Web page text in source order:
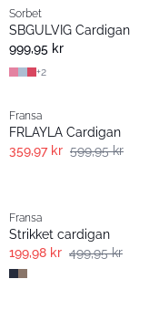
Sorbet
SBGULVIG Cardigan
999,95 kr
+2
Fransa
FRLAYLA Cardigan
359,97 kr 599,95 kr
Fransa
Strikket cardigan
199,98 kr 499,95 kr